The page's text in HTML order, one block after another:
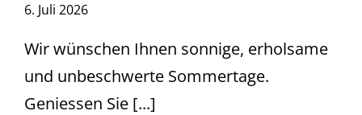
6. Juli 2026
Wir wünschen Ihnen sonnige, erholsame
und unbeschwerte Sommertage.
Geniessen Sie [...]